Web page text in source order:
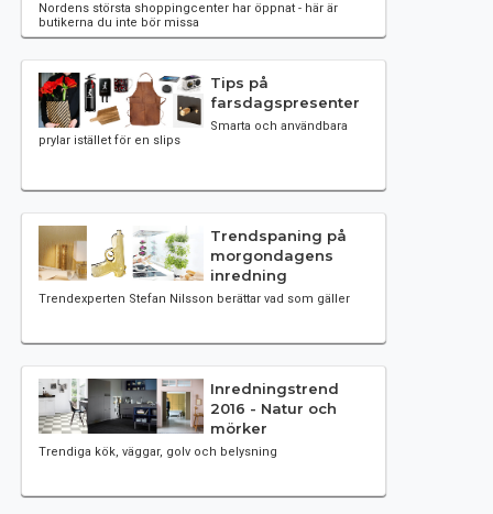
Nordens största shoppingcenter har öppnat - här är
butikerna du inte bör missa
Tips på
farsdagspresenter
Smarta och användbara
prylar istället för en slips
Trendspaning på
morgondagens
inredning
Trendexperten Stefan Nilsson berättar vad som gäller
Inredningstrend
2016 - Natur och
mörker
Trendiga kök, väggar, golv och belysning